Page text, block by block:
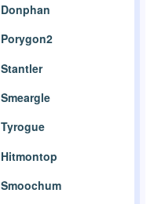
Donphan
Porygon2
Stantler
Smeargle
Tyrogue
Hitmontop
Smoochum